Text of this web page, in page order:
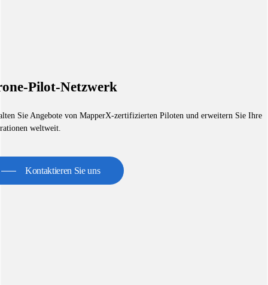
Pilot-Netzwerk
Sie Angebote von MapperX-zertifizierten Piloten und erweitern Sie Ihre
weltweit.
Kontaktieren Sie uns